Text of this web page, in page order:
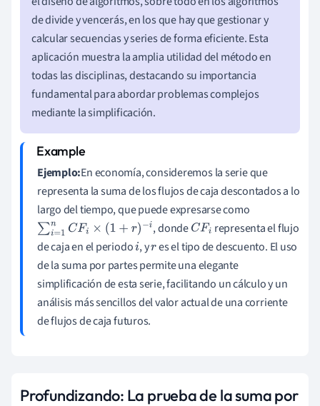
de divide y vencerás, en los que hay que gestionar y
calcular secuencias y series de forma eficiente. Esta
aplicación muestra la amplia utilidad del método en
todas las disciplinas, destacando su importancia
fundamental para abordar problemas complejos
mediante la simplificación.
Ejemplo:En economía, consideremos la serie que
representa la suma de los flujos de caja descontados a lo
largo del tiempo, que puede expresarse como
∑i=1nCFi×(1 +r −i , dondeCFi
representa el flujo
de caja en el periodoi, yr es el tipo de descuento. El uso
de la suma por partes permite una elegante
simplificación de esta serie, facilitando un cálculo y un
análisis más sencillos del valor actual de una corriente
de flujos de caja futuros.
Profundizando: La prueba de la suma por